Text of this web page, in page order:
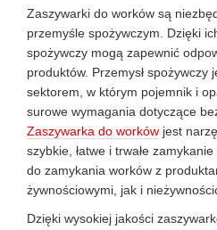
Zaszywarki do worków są
przemyśle spożywczym. Dzięki
spożywczy mogą zapewnić
produktów. Przemysł spożywczy
sektorem, w którym pojemnik i
surowe wymagania dotyczące
Zaszywarka do worków jest
szybkie, łatwe i trwałe
do zamykania worków z
żywnościowymi, jak i
Dzięki wysokiej jakości